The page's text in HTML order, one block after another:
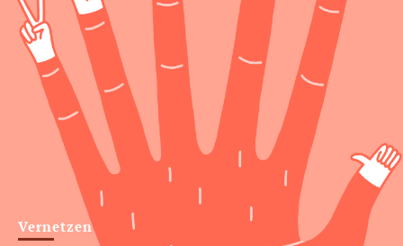
Vernetzen